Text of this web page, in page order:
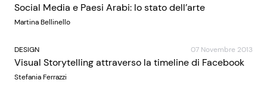
Social Media e Paesi Arabi: lo stato dell’arte
Martina Bellinello
DESIGN 07 Novembre 2013
Visual Storytelling attraverso la timeline di Facebook
Stefania Ferrazzi